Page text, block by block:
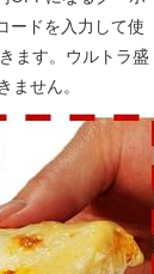
ードを入力して使
ます。ウルトラ盛
ません。